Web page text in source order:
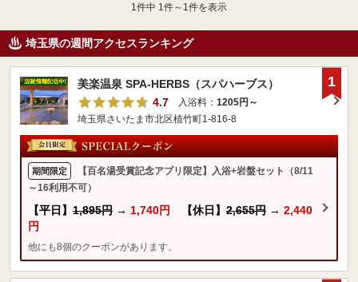
1 件中 1件～1件を表示
埼玉県の週間アクセスランキング
美楽温泉 SPA-HERBS（スパハーブス）
4.7
入浴料： 1205円～
埼玉県さいたま市北区植竹町1-816-8
期間限定
【百名湯受賞記念アプリ限定】入浴+岩盤セット（8/11
～16利用不可）
【平日】 1,895円 → 1,740円 【休日】 2,655円 → 2,440
円
他にも8個のクーポンがあります。
1